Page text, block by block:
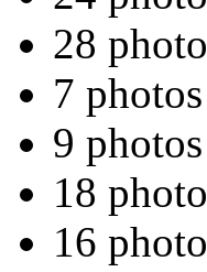
28
7
9
18
16